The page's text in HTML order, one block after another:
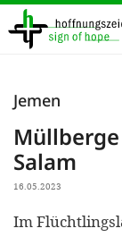
Direkt
zum
Inhalt
Jemen
Salam
16.05.2023
Im